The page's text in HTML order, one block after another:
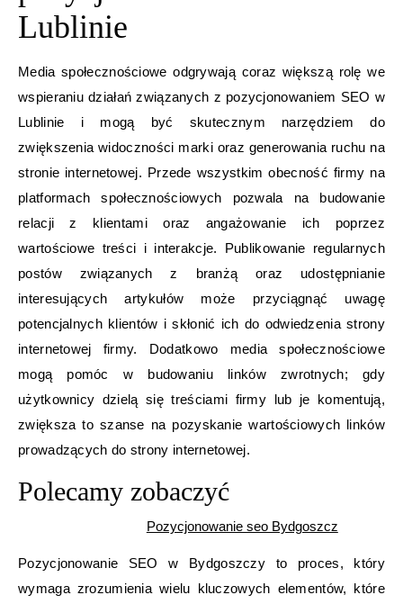
Lublinie
Media społecznościowe odgrywają coraz większą rolę we
wspieraniu działań związanych z pozycjonowaniem SEO w
Lublinie i mogą być skutecznym narzędziem do
zwiększenia widoczności marki oraz generowania ruchu na
stronie internetowej. Przede wszystkim obecność firmy na
platformach społecznościowych pozwala na budowanie
relacji z klientami oraz angażowanie ich poprzez
wartościowe treści i interakcje. Publikowanie regularnych
postów związanych z branżą oraz udostępnianie
interesujących artykułów może przyciągnąć uwagę
potencjalnych klientów i skłonić ich do odwiedzenia strony
internetowej firmy. Dodatkowo media społecznościowe
mogą pomóc w budowaniu linków zwrotnych; gdy
użytkownicy dzielą się treściami firmy lub je komentują,
zwiększa to szanse na pozyskanie wartościowych linków
prowadzących do strony internetowej.
Polecamy zobaczyć
Pozycjonowanie seo Bydgoszcz
Pozycjonowanie SEO w Bydgoszczy to proces, który
wymaga zrozumienia wielu kluczowych elementów, które